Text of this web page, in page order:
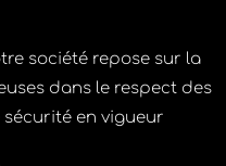
société repose sur la
dans le respect des
en vigueur